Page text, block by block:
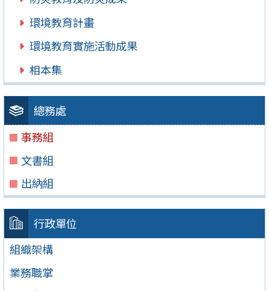
環境教育計畫
環境教育實施活動成果
相本集
總務處
事務組
文書組
出納組
行政單位
組織架構
業務職掌